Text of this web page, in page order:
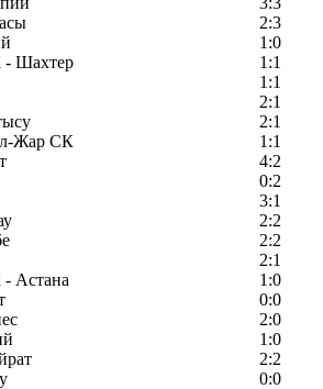
2:3
1:0
Шахтер
1:1
1:1
2:1
2:1
Жар СК
1:1
4:2
0:2
3:1
2:2
2:2
2:1
Астана
1:0
0:0
2:0
1:0
2:2
0:0